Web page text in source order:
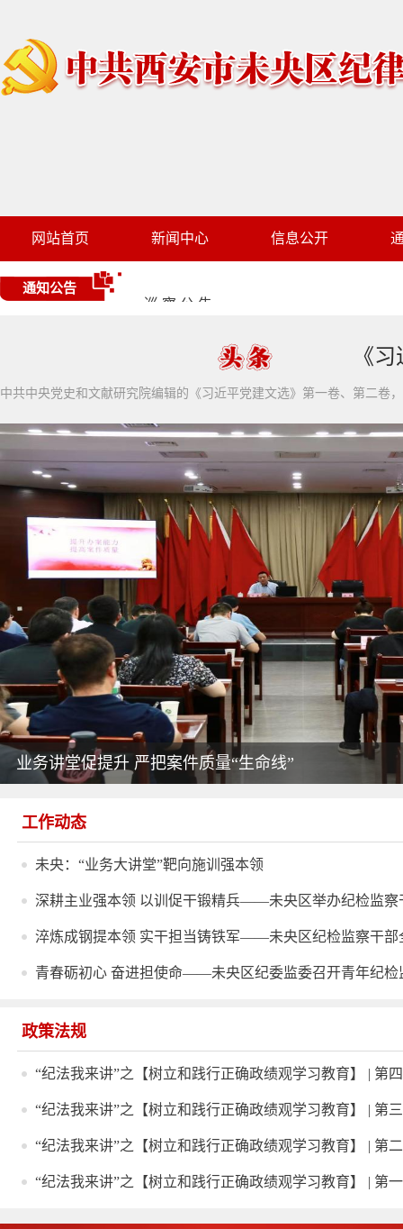
网站首页 新闻中心 信息公开
通知公告
巡 察 公 告
巡 察 公 告
西安市未央区纪委监委关于受理群众身
未央区有关民生领域交叉巡察暨区委第
巡 察 公 告
巡 察 公 告
《
中共中央党史和文献研究院编辑的《习近平党建文选》第一卷、第二
未央区纪委监委召开年轻干部座谈交流会
工作动态
未央：“业务大讲堂”靶向施训强本领
深耕主业强本领 以训促干锻精兵——未央区举办纪检监察
淬炼成钢提本领 实干担当铸铁军——未央区纪检监察干部
青春砺初心 奋进担使命——未央区纪委监委召开青年纪检
政策法规
“纪法我来讲”之【树立和践行正确政绩观学习教育】 | 第
“纪法我来讲”之【树立和践行正确政绩观学习教育】 | 第
“纪法我来讲”之【树立和践行正确政绩观学习教育】 | 第
“纪法我来讲”之【树立和践行正确政绩观学习教育】 | 第